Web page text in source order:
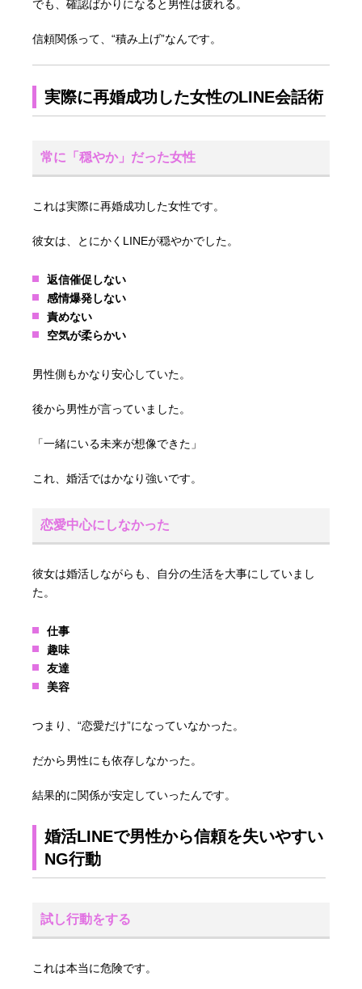
でも、確認ばかりになると男性は疲れる。
信頼関係って、“積み上げ”なんです。
実際に再婚成功した女性のLINE会話術
常に「穏やか」だった女性
これは実際に再婚成功した女性です。
彼女は、とにかくLINEが穏やかでした。
返信催促しない
感情爆発しない
責めない
空気が柔らかい
男性側もかなり安心していた。
後から男性が言っていました。
「一緒にいる未来が想像できた」
これ、婚活ではかなり強いです。
恋愛中心にしなかった
彼女は婚活しながらも、自分の生活を大事にしていまし
た。
仕事
趣味
友達
美容
つまり、“恋愛だけ”になっていなかった。
だから男性にも依存しなかった。
結果的に関係が安定していったんです。
婚活LINEで男性から信頼を失いやすい
NG行動
試し行動をする
これは本当に危険です。